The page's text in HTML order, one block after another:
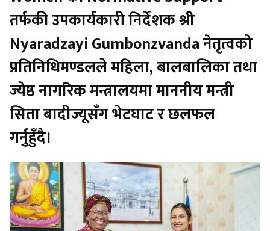
तर्फकी उपकार्यकारी निर्देशक श्री
Nyaradzayi Gumbonzvanda नेतृत्वको
प्रतिनिधिमण्डलले महिला, बालबालिका तथा
ज्येष्ठ नागरिक मन्त्रालयमा माननीय मन्त्री
सिता बादीज्यूसँग भेटघाट र छलफल
गर्नुहुँदै।